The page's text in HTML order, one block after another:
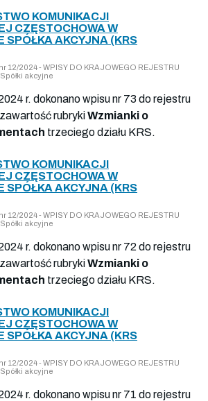
KOMUNIKACJI
CZĘSTOCHOWA W
SPÓŁKA AKCYJNA (KRS
12/2024 - WPISY DO KRAJOWEGO REJESTRU
akcyjne
r. dokonano wpisu nr 73 do rejestru
rubrykiWzmianki o
trzeciego działu KRS.
KOMUNIKACJI
CZĘSTOCHOWA W
SPÓŁKA AKCYJNA (KRS
12/2024 - WPISY DO KRAJOWEGO REJESTRU
akcyjne
r. dokonano wpisu nr 72 do rejestru
rubrykiWzmianki o
trzeciego działu KRS.
KOMUNIKACJI
CZĘSTOCHOWA W
SPÓŁKA AKCYJNA (KRS
12/2024 - WPISY DO KRAJOWEGO REJESTRU
akcyjne
r. dokonano wpisu nr 71 do rejestru